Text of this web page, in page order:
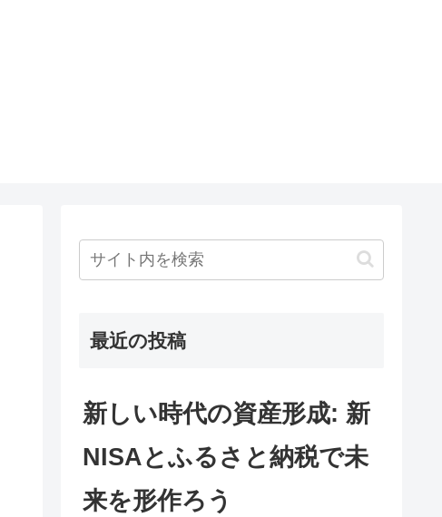
最近の投稿
新しい時代の資産形成: 新
NISAとふるさと納税で未
来を形作ろう